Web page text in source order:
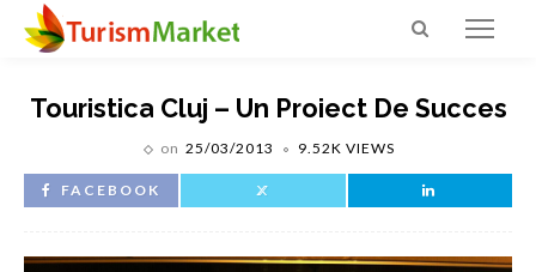
Touristica Cluj – Un Proiect De Succes
on 25/03/2013 9.52K VIEWS
FACEBOOK